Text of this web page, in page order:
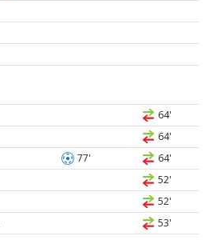
64'
64'
77' 64'
52'
52'
53'